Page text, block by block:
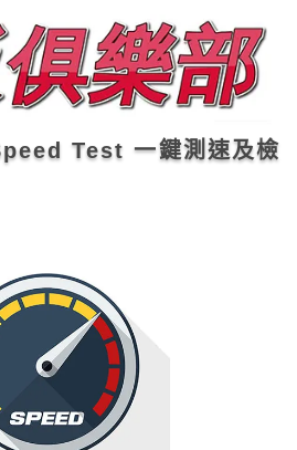
Test 一鍵測速及檢